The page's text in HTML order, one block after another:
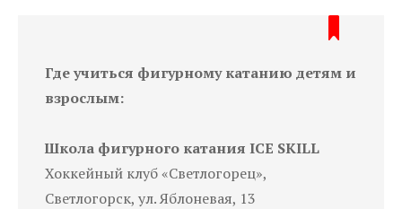
Где учиться фигурному катанию детям и
взрослым:
Школа фигурного катания ICE SKILL
Хоккейный клуб «Светлогорец»,
Светлогорск, ул. Яблоневая, 13